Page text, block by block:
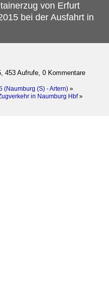
von Erfurt
bei der Ausfahrt in
453 Aufrufe, 0 Kommentare
(Naumburg (S) - Artern) »
in Naumburg Hbf»